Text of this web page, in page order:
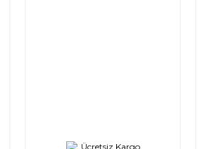
Ücretsiz Kargo